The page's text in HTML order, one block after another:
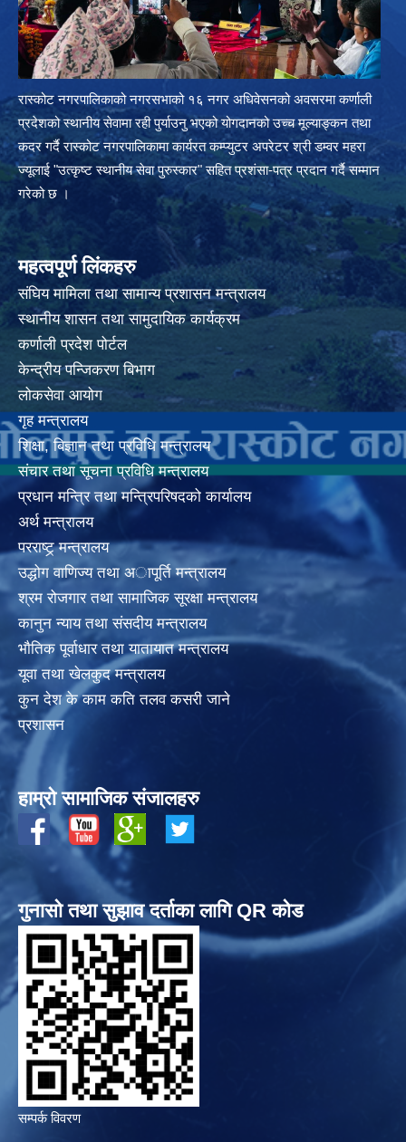
रास्कोट नगरपालिकाको नगरसभाको १६ नगर अधिवेसनको अवसरमा कर्णाली
प्रदेशको स्थानीय सेवामा रही पुर्याउनु भएको योगदानको उच्च मूल्याङ्कन तथा
कदर गर्दै रास्कोट नगरपालिकामा कार्यरत कम्प्युटर अपरेटर श्री डम्वर महरा
ज्यूलाई "उत्कृष्ट स्थानीय सेवा पुरुस्कार" सहित प्रशंसा-पत्र प्रदान गर्दै सम्मान
गरेको छ ।
महत्वपूर्ण लिंकहरु
संघिय मामिला तथा सामान्य प्रशासन मन्त्रालय
स्थानीय शासन तथा सामुदायिक कार्यक्रम
कर्णाली प्रदेश पोर्टल
केन्द्रीय पन्जिकरण बिभाग
लोकसेवा आयोग
गृह मन्त्रालय
शिक्षा, बिज्ञान तथा प्रविधि मन्त्रालय
संचार तथा सूचना प्रविधि मन्त्रालय
प्रधान मन्त्रि तथा मन्त्रिपरिषदको कार्यालय
अर्थ मन्त्रालय
परराष्ट्र् मन्त्रालय
उद्धोग वाणिज्य तथा अापूर्ति मन्त्रालय
श्रम रोजगार तथा सामाजिक सूरक्षा मन्त्रालय
कानुन न्याय तथा संसदीय मन्त्रालय
भाैतिक पूर्वाधार तथा यातायात मन्त्रालय
यूवा तथा खेलकुद मन्त्रालय
कुन देश के काम कति तलव कसरी जाने
प्रशासन
हाम्रो सामाजिक संजालहरु
गुनासो तथा सुझाव दर्ताका लागि QR कोड
सम्पर्क विवरण